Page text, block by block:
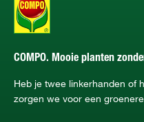
COMPO. Mooie planten
Heb je twee linkerhanden of
zorgen we voor een